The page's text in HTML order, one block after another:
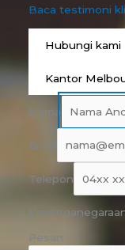
Baca testimoni
Hubungi kami
Kantor
Nama
Email
Telepon